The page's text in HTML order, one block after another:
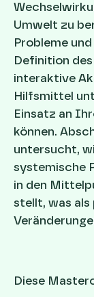
Umwelt zu
Probleme
Definition
interaktive
Hilfsmittel
Einsatz an
können.
untersucht,
systemische
in den
stellt, was
Diese